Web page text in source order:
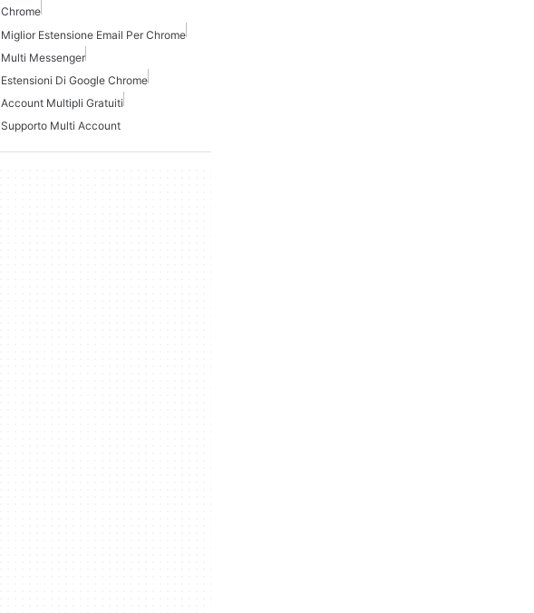
Chrome
Miglior Estensione Email Per Chrome
Multi Messenger
Estensioni Di Google Chrome
Account Multipli Gratuiti
Supporto Multi Account